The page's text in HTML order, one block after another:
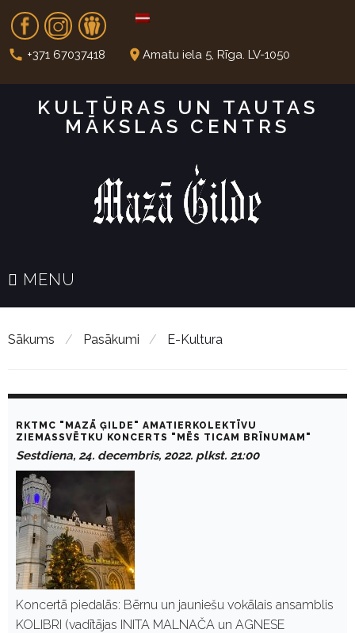
t
Fb In Dr
call +371 67037418 place Amatu iela 5, Rīga. LV-1050
KULTŪRAS UN TAUTAS
MĀKSLAS CENTRS
MENU
Sākums / Pasākumi / E-Kultura
E
K
u
RKTMC "MAZĀ ĢILDE" AMATIERKOLEKTĪVU
ZIEMASSVĒTKU KONCERTS "MĒS TICAM BRĪNUMAM"
Sestdiena, 24. decembris, 2022. plkst. 21:00
Koncertā piedalās: Bērnu un jauniešu vokālais ansamblis
KOLIBRI (vadītājas INITA MALNAČA un AGNESE